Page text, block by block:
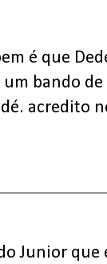
é que
um bando
acredito
Junior